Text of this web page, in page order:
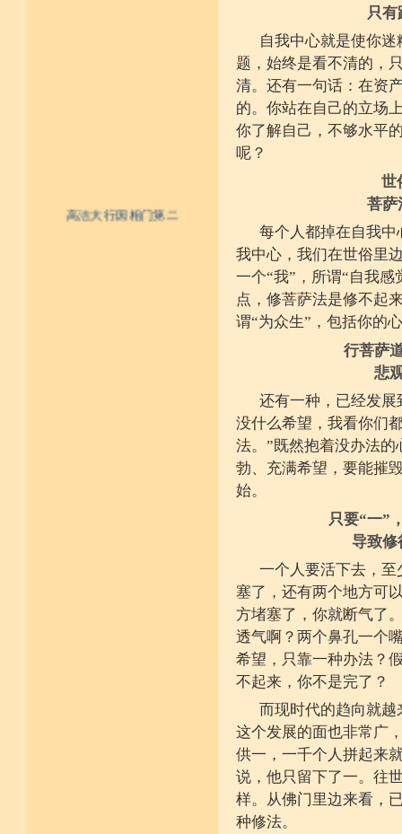
只有
自我中心就是使你
题，始终是看不清的，
清。还有一句话：在资
的。你站在自己的立场
你了解自己，不够水平
呢？
世
菩萨
每个人都掉在自我
我中心，我们在世俗里
一个“我”，所谓“自我
点，修菩萨法是修不起
谓“为众生”，包括你的
行菩萨
悲
还有一种，已经发
没什么希望，我看你们
法。”既然抱着没办法
勃、充满希望，要能摧
始。
只要“一”
导致修
一个人要活下去，
塞了，还有两个地方可
方堵塞了，你就断气了
透气啊？两个鼻孔一个
希望，只靠一种办法？
不起来，你不是完了？
而现时代的趋向就
这个发展的面也非常广
供一，一千个人拼起来
说，他只留下了一。往
样。从佛门里边来看，
种修法。
高洁大行因相门第二